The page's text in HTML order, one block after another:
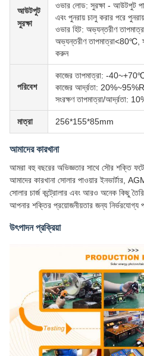
আউটপুট
সুরক্ষা
ওভার লোড: সুরক্ষা - আউটপুট
এবং পুনরায় চালু করার পরে
ওভার হিট: অভ্যন্তরীণ
অভ্যন্তরীণ তাপমাত্রা<80℃,
করুন
পরিবেশ
কাজের তাপমাত্রা: -
কাজের আর্দ্রতা:
সংরক্ষণ তাপমাত্রা/
মাত্রা 256*155*85mm
আমাদের কারখানা
আমরা বহু বছরের অভিজ্ঞতার সাথে সৌর শক্তি
আমাদের কারখানা সোলার পাওয়ার ইনভার্টার,
সোলার চার্জ কন্ট্রোলার এবং আরও অনেক কিছু
আপনার শক্তির প্রয়োজনীয়তার জন্য নির্ভরযোগ্য
উৎপাদন প্রক্রিয়া